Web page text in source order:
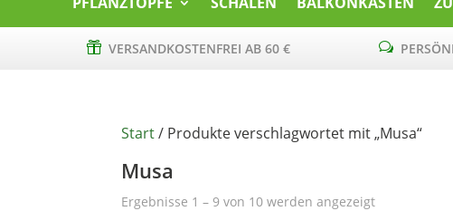
 VERSANDKOSTENFREI AB 60 € w
Start/ Produkte verschlagwortet mit „Musa“
Musa
Ergebnisse 1 – 9 von 10 werden angezeigt